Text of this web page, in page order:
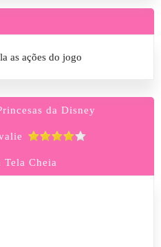
as ações do jogo
da Disney
Tela Cheia